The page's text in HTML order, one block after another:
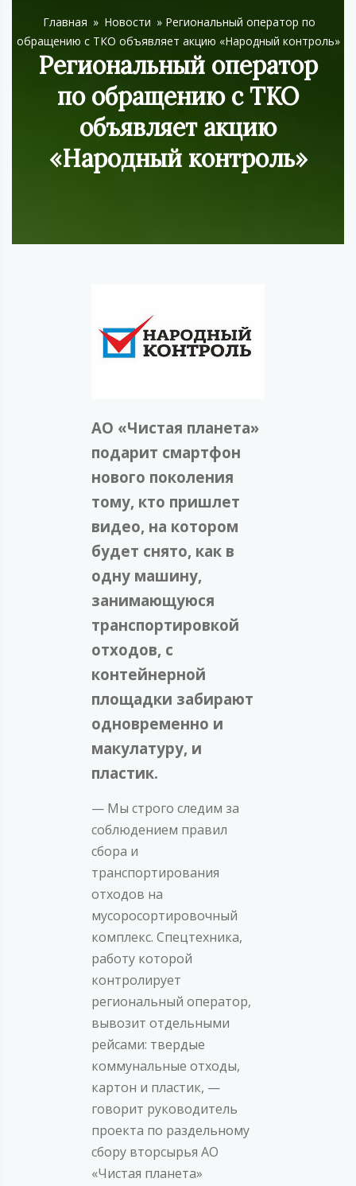
Главная » Новости » Региональный оператор по
обращению с ТКО объявляет акцию «Народный контроль»
Региональный оператор
по обращению с ТКО
объявляет акцию
«Народный контроль»
АО «Чистая планета»
подарит смартфон
нового поколения
тому, кто пришлет
видео, на котором
будет снято, как в
одну машину,
занимающуюся
транспортировкой
отходов, с
контейнерной
площадки забирают
одновременно и
макулатуру, и
пластик.
— Мы строго следим за
соблюдением правил
сбора и
транспортирования
отходов на
мусоросортировочный
комплекс. Спецтехника,
работу которой
контролирует
региональный оператор,
вывозит отдельными
рейсами: твердые
коммунальные отходы,
картон и пластик, —
говорит руководитель
проекта по раздельному
сбору вторсырья АО
«Чистая планета»